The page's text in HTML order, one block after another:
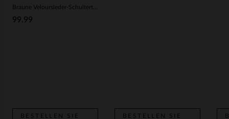
99.99
BESTELLEN SIE
BESTELLEN SIE